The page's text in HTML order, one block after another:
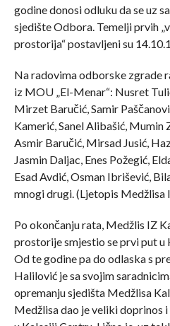
godine donosi odluku da se uz
sjedište Odbora. Temelji prvih
prostorija“ postavljeni su
Na radovima odborske zgrade
iz MOU „El-Menar“: Nusret
Mirzet Baručić, Samir
Kamerić, Sanel Alibašić, Mumin
Asmir Baručić, Mirsad Jusić,
Jasmin Daljac, Enes Požegić,
Esad Avdić, Osman Ibrišević,
mnogi drugi. (Ljetopis Medžlisa
Po okončanju rata, Medžlis IZ
prostorije smjestio se prvi put u
Od te godine pa do odlaska s
Halilović je sa svojim
opremanju sjedišta Medžlisa
Medžlisa dao je veliki doprinos